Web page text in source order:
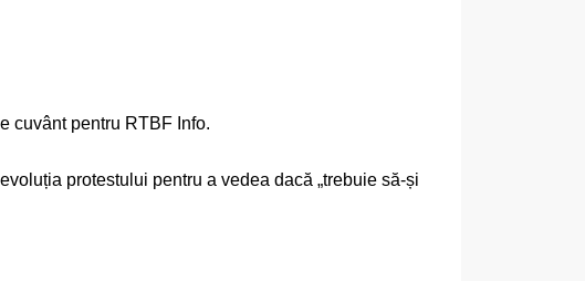
cuvânt pentru RTBF Info.
protestului pentru a vedea dacă „trebuie să-și